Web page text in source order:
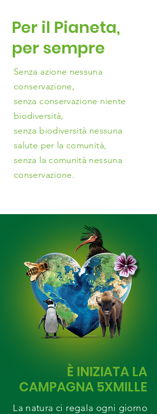
Per il Pianeta,
per sempre
Senza azione nessuna
conservazione,
senza conservazione niente
biodiversità,
senza biodiversità nessuna
salute per la comunità,
senza la comunità nessuna
conservazione.
È INIZIATA LA
CAMPAGNA 5XMILLE
La natura ci regala ogni giorno